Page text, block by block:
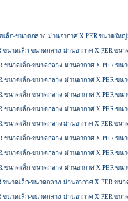
เล็ก-ขนาดกลาง ม่านอากาศ X PER ขนาดใหญ่
ขนาดเล็ก-ขนาดกลาง ม่านอากาศ X PER ขน
ขนาดเล็ก-ขนาดกลาง ม่านอากาศ X PER ขน
ขนาดเล็ก-ขนาดกลาง ม่านอากาศ X PER ขน
ขนาดเล็ก-ขนาดกลาง ม่านอากาศ X PER ขน
ขนาดเล็ก-ขนาดกลาง ม่านอากาศ X PER ขน
ขนาดเล็ก-ขนาดกลาง ม่านอากาศ X PER ขน
ขนาดเล็ก-ขนาดกลาง ม่านอากาศ X PER ขน
ขนาดเล็ก-ขนาดกลาง ม่านอากาศ X PER ขน
ขนาดเล็ก-ขนาดกลาง ม่านอากาศ X PER ขน
ขนาดเล็ก-ขนาดกลาง ม่านอากาศ X PER ขน
ขนาดเล็ก-ขนาดกลาง ม่านอากาศ X PER ขน